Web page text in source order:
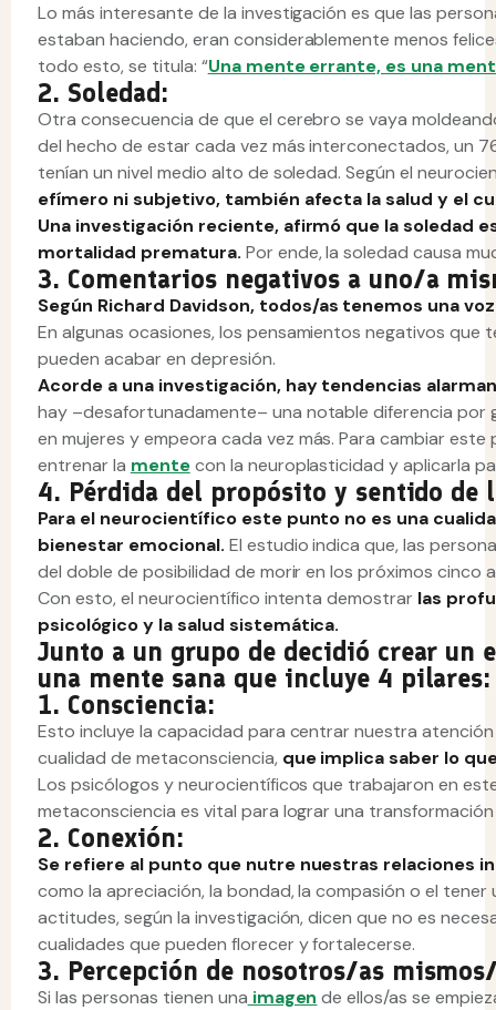
Lo más interesante de la investigación es que las
estaban haciendo, eran considerablemente menos
todo esto, se titula: “Una mente errante, es una
2. Soledad:
Otra consecuencia de que el cerebro se vaya
del hecho de estar cada vez más interconectados, un
tenían un nivel medio alto de soledad. Según el
efímero ni subjetivo, también afecta la salud y el
Una investigación reciente, afirmó que la soledad
mortalidad prematura. Por ende, la soledad causa
3. Comentarios negativos a uno/a
Según Richard Davidson, todos/as tenemos una
En algunas ocasiones, los pensamientos negativos
pueden acabar en depresión.
Acorde a una investigación, hay tendencias
hay –desafortunadamente– una notable diferencia por
en mujeres y empeora cada vez más. Para cambiar
entrenar la mentecon la neuroplasticidad y aplicarla
4. Pérdida del propósito y sentido de
Para el neurocientífico este punto no es una
bienestar emocional. El estudio indica que, las
del doble de posibilidad de morir en los próximos cinco
Con esto, el neurocientífico intenta demostrar las
psicológico y la salud sistemática.
Junto a un grupo de decidió crear un
una mente sana que incluye 4 pilares:
1. Consciencia:
Esto incluye la capacidad para centrar nuestra
cualidad de metaconsciencia, que implica saber lo
Los psicólogos y neurocientíficos que trabajaron en
metaconsciencia es vital para lograr una
2. Conexión:
Se refiere al punto que nutre nuestras relaciones
como la apreciación, la bondad, la compasión o el
actitudes, según la investigación, dicen que no es
cualidades que pueden florecer y fortalecerse.
3. Percepción de nosotros/as
Si las personas tienen una imagen de ellos/as se